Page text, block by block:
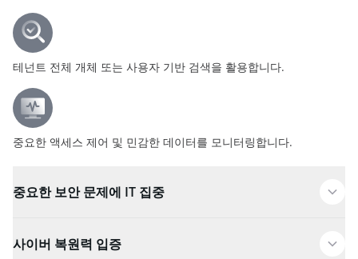
테넌트 전체 개체 또는 사용자 기반 검색을 활용합니다.
중요한 액세스 제어 및 민감한 데이터를 모니터링합니다.
중요한 보안 문제에 IT 집중
사이버 복원력 입증